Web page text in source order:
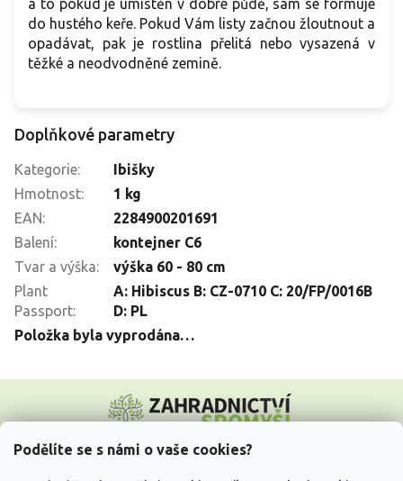
Podělíte se s námi o vaše cookies?
a to pokud je umístěn v dobré půdě, sám se formuje
do hustého keře. Pokud Vám listy začnou žloutnout a
opadávat, pak je rostlina přelitá nebo vysazená v
těžké a neodvodněné zemině.
Doplňkové parametry
Kategorie:
Ibišky
Hmotnost:
1 kg
EAN:
2284900201691
Balení:
kontejner C6
Tvar a výška:
výška 60 - 80 cm
Plant
Passport:
A: Hibiscus B: CZ-0710 C: 20/FP/0016B
D: PL
Položka byla vyprodána…
p